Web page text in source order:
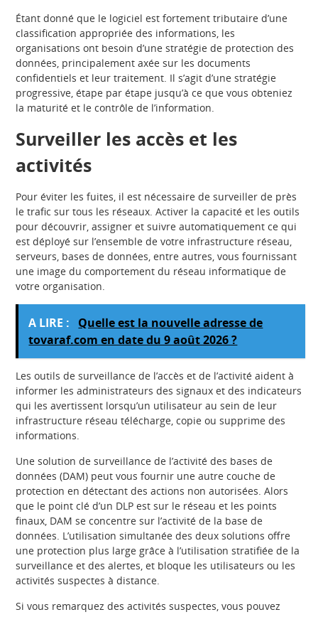
Étant donné que le logiciel est fortement tributaire d’une
classification appropriée des informations, les
organisations ont besoin d’une stratégie de protection des
données, principalement axée sur les documents
confidentiels et leur traitement. Il s’agit d’une stratégie
progressive, étape par étape jusqu’à ce que vous obteniez
la maturité et le contrôle de l’information.
Surveiller les accès et les
activités
Pour éviter les fuites, il est nécessaire de surveiller de près
le trafic sur tous les réseaux. Activer la capacité et les outils
pour découvrir, assigner et suivre automatiquement ce qui
est déployé sur l’ensemble de votre infrastructure réseau,
serveurs, bases de données, entre autres, vous fournissant
une image du comportement du réseau informatique de
votre organisation.
A LIRE :
Quelle est la nouvelle adresse de
tovaraf.com en date du 9 août 2026 ?
Les outils de surveillance de l’accès et de l’activité aident à
informer les administrateurs des signaux et des indicateurs
qui les avertissent lorsqu’un utilisateur au sein de leur
infrastructure réseau télécharge, copie ou supprime des
informations.
Une solution de surveillance de l’activité des bases de
données (DAM) peut vous fournir une autre couche de
protection en détectant des actions non autorisées. Alors
que le point clé d’un DLP est sur le réseau et les points
finaux, DAM se concentre sur l’activité de la base de
données. L’utilisation simultanée des deux solutions offre
une protection plus large grâce à l’utilisation stratifiée de la
surveillance et des alertes, et bloque les utilisateurs ou les
activités suspectes à distance.
Si vous remarquez des activités suspectes, vous pouvez